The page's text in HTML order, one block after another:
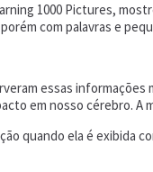
1000 Pictures,
com palavras e
essas
em nosso cérebro.
quando ela é exibida